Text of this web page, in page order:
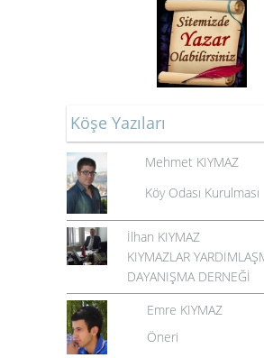
Köşe Yazıları
Mehmet KIYMAZ
Köy Odası Kurulması
İlhan KIYMAZ
KIYMAZLAR
DAYANIŞMA DERNEĞİ
Emre KIYMAZ
Öneri